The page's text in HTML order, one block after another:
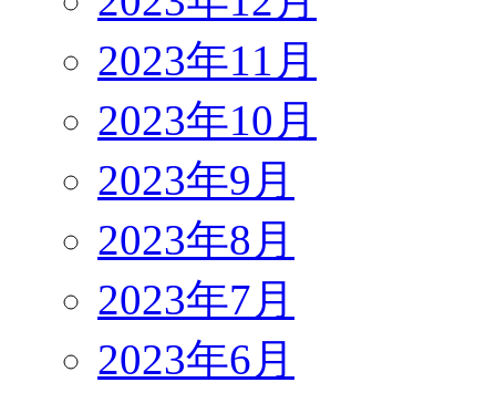
2023年11月
2023年10月
2023年9月
2023年8月
2023年7月
2023年6月